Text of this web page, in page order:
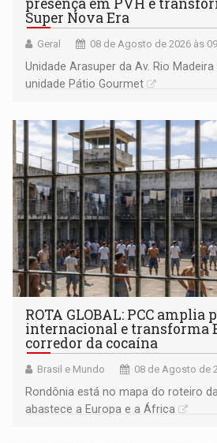
Super Nova Era
Geral 08 de Agosto de 2026 às
Unidade Arasuper da Av. Rio
unidade Pátio Gourmet
ROTA GLOBAL: PCC amplia
internacional e transforma
corredor da cocaína
Brasil e Mundo 08 de Agosto de
Rondônia está no mapa do roteiro
abastece a Europa e a África